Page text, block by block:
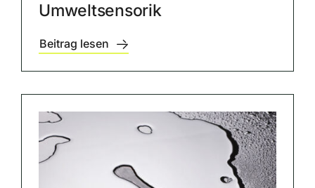
Umweltsensorik
Beitrag lesen